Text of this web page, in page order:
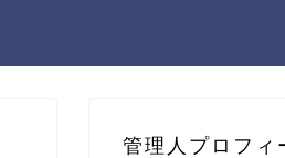
管理人プロフィ